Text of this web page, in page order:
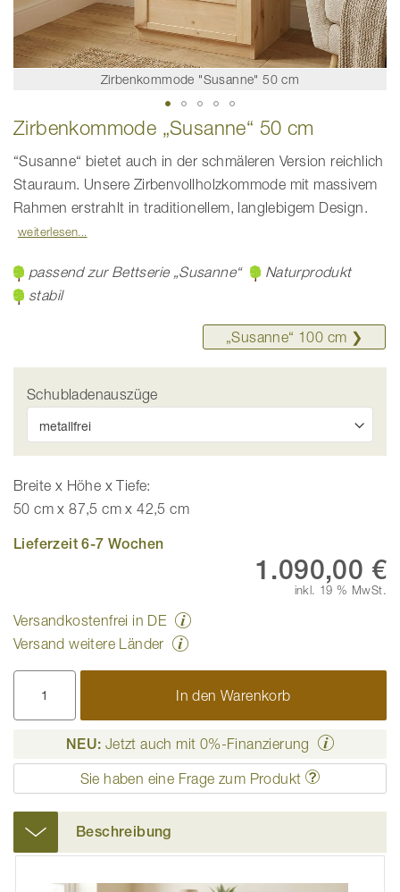
Zirbenkommode "Susanne" 50 cm
Zum
Anfang
Bildgalerie
Zirbenkommode „Susanne“ 50 cm
“Susanne“ bietet auch in der schmäleren Version reichlich
Stauraum. Unsere Zirbenvollholzkommode mit massivem
Rahmen erstrahlt in traditionellem, langlebigem Design.
weiterlesen
passend zur Bettserie „Susanne“
Naturprodukt
stabil
„Susanne“ ­100 cm ❯
Schubladenauszüge
Breite x Höhe x Tiefe:
50 cm x 87,5 cm x 42,5 cm
Lieferzeit 6-7 Wochen
1.090,00 €
inkl. 19 % MwSt.
Versandkostenfrei in DE
Versand weitere Länder
In den Warenkorb
NEU: Jetzt auch mit 0%-Finanzierung
Sie haben eine Frage zum Produkt
Beschreibung